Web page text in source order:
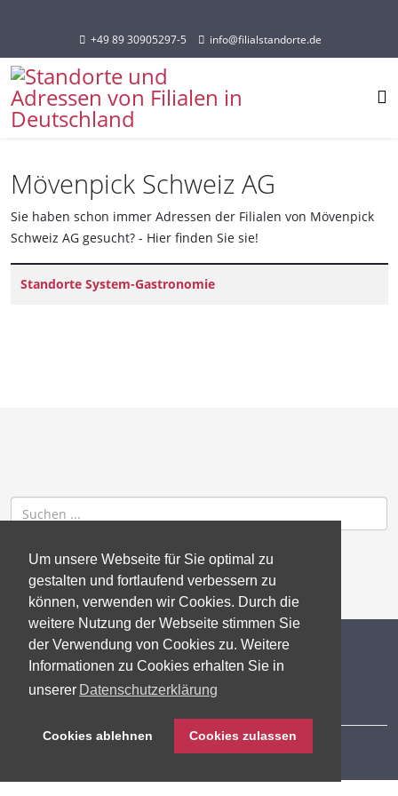
Um unsere Webseite für Sie optimal zu
gestalten und fortlaufend verbessern zu
können, verwenden wir Cookies. Durch die
weitere Nutzung der Webseite stimmen Sie
der Verwendung von Cookies zu. Weitere
Informationen zu Cookies erhalten Sie in
unserer Datenschutzerklärung
Cookies ablehnen Cookies zulassen
Sprache auswählen
+49 89 30905297-5 info@filialstandorte.de
Mövenpick Schweiz AG
Sie haben schon immer Adressen der Filialen von Mövenpick
Schweiz AG gesucht? - Hier finden Sie sie!
Titel
Standorte System-Gastronomie
© 2026 gb consite GmbH
Datenschutzerklärung